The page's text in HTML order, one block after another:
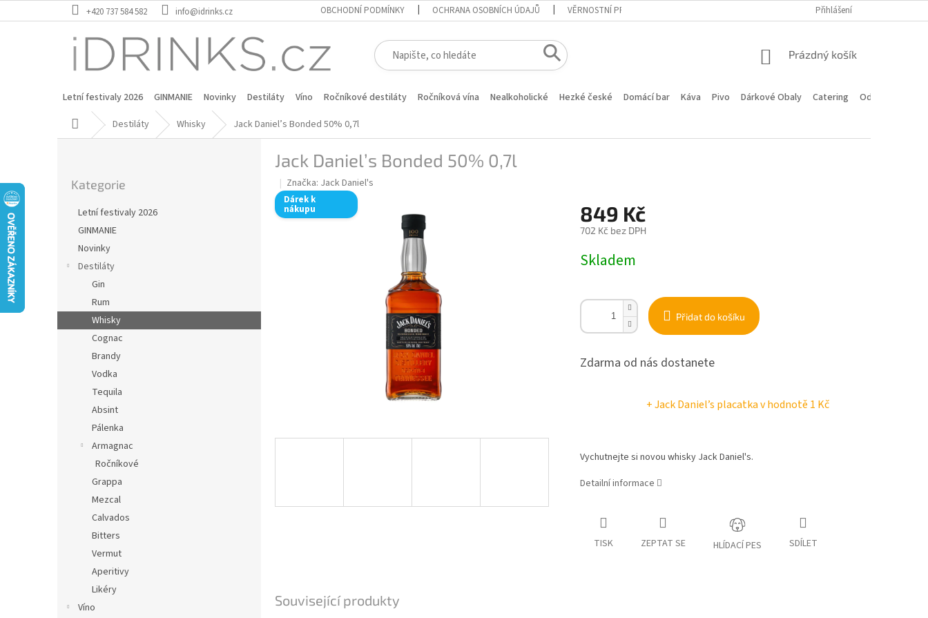
na
+420 737 584 582 info@idrinks.cz OBCHODNÍ PODMÍNKY OCHRANA OSOBNÍCH ÚDAJŮ VĚRNOSTNÍ PROGRAM HODNOCENÍ OBCHODU
Přihlášení
NÁKUPNÍ
Prázdný košík
Letní festivaly 2026 GINMANIE Novinky Destiláty Víno Ročníkové destiláty Ročníková vína Nealkoholické Hezké české Domácí bar Káva Pivo Dárkové Obaly Catering
Odstoupení od
Domů Destiláty Whisky Jack Daniel’s Bonded 50% 0,7l
n
e
kategorie
Kategorie
Letní festivaly 2026
GINMANIE
Novinky
Destiláty
Gin
Rum
Whisky
Cognac
Brandy
Vodka
Tequila
Absint
Pálenka
Armagnac
Ročníkové
Grappa
Mezcal
Calvados
Bitters
Vermut
Aperitivy
Likéry
Víno
Jack Daniel’s Bonded 50% 0,7l
Dárek k
nákupu
Značka: Jack Daniel's
849 Kč
702 Kč bez DPH
cena:
Skladem
Přidat do košíku
Zdarma od nás dostanete
+ Jack Daniel’s placatkav hodnotě 1 Kč
Vychutnejte si novou whisky Jack Daniel's.
Detailní informace
TISK ZEPTAT SE HLÍDACÍ PES SDÍLET
Související produkty